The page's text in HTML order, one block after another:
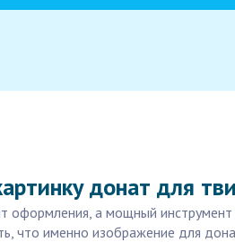
донат для
оформления, а мощный
что именно изображение для